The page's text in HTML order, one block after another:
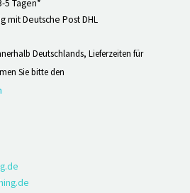
5 Tagen*
mit Deutsche Post DHL
Deutschlands, Lieferzeiten für
Sie bitte den